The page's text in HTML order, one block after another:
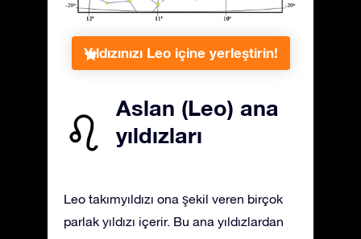
Yıldızınızı Leo içine yerleştirin!
Aslan (Leo) ana
yıldızları
Leo takımyıldızı ona şekil veren birçok
parlak yıldızı içerir. Bu ana yıldızlardan